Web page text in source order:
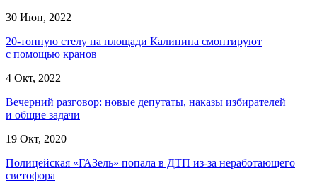
30 Июн, 2022
20-тонную стелу на площади Калинина смонтируют
с помощью кранов
4 Окт, 2022
Вечерний разговор: новые депутаты, наказы избирателей
и общие задачи
19 Окт, 2020
Полицейская «ГАЗель» попала в ДТП из-за неработающего
светофора